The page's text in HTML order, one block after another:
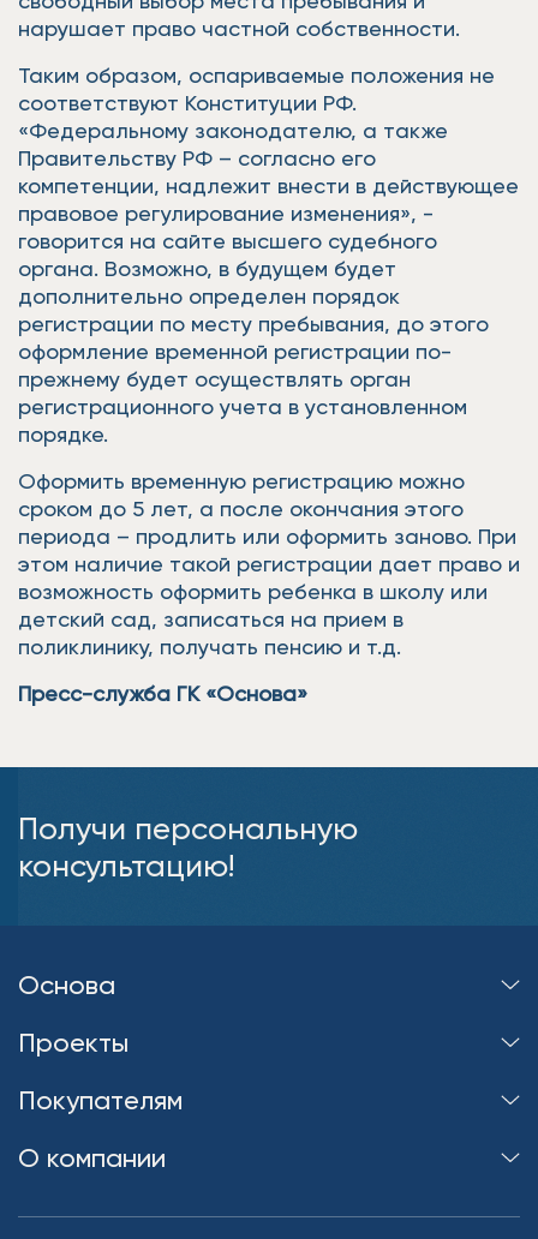
нарушает право частной собственности.
Таким образом, оспариваемые положения не
соответствуют Конституции РФ.
«Федеральному законодателю, а также
Правительству РФ – согласно его
компетенции, надлежит внести в действующее
правовое регулирование изменения», -
говорится на сайте высшего судебного
органа. Возможно, в будущем будет
дополнительно определен порядок
регистрации по месту пребывания, до этого
оформление временной регистрации по-
прежнему будет осуществлять орган
регистрационного учета в установленном
порядке.
Оформить временную регистрацию можно
сроком до 5 лет, а после окончания этого
периода – продлить или оформить заново. При
этом наличие такой регистрации дает право и
возможность оформить ребенка в школу или
детский сад, записаться на прием в
поликлинику, получать пенсию и т.д.
Пресс-служба ГК «Основа»
Получи персональную
консультацию!
Основа
Проекты
Покупателям
О компании